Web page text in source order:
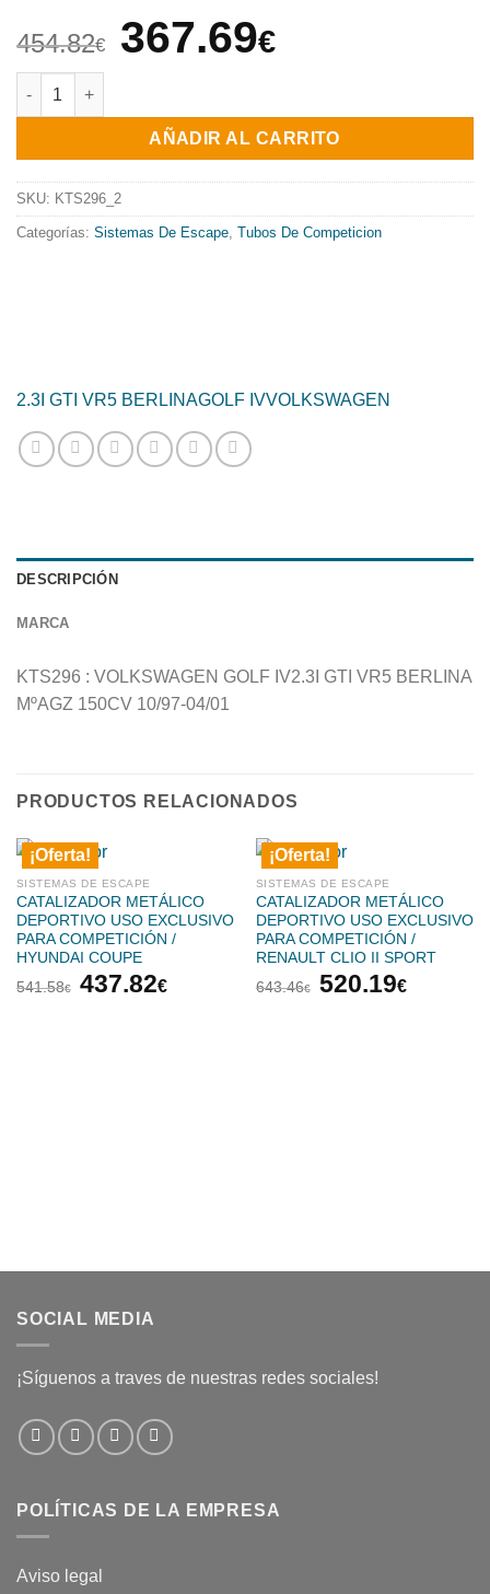
454.82€
El
original
era:
454.82€.
367.69€El
actual
es:
367.69€.
TUBO SUPRESOR DE CATALIZADOR USO EXCLUSIVO
AÑADIR AL CARRITO
SKU: KTS296_2
Categorías: Sistemas De Escape, Tubos De Competicion
2.3I GTI VR5 BERLINAGOLF IVVOLKSWAGEN
DESCRIPCIÓN
MARCA
KTS296 : VOLKSWAGEN GOLF IV2.3I GTI VR5 BERLINA
MºAGZ 150CV 10/97-04/01
PRODUCTOS RELACIONADOS
¡Oferta!
SISTEMAS DE ESCAPE
CATALIZADOR METÁLICO
DEPORTIVO USO EXCLUSIVO
PARA COMPETICIÓN /
HYUNDAI COUPE
541.58€
El
437.82€El
¡Oferta!
SISTEMAS DE ESCAPE
CATALIZADOR METÁLICO
DEPORTIVO USO EXCLUSIVO
PARA COMPETICIÓN /
RENAULT CLIO II SPORT
643.46€
El
520.19€El
SOCIAL MEDIA
¡Síguenos a traves de nuestras redes sociales!
POLÍTICAS DE LA EMPRESA
Aviso legal